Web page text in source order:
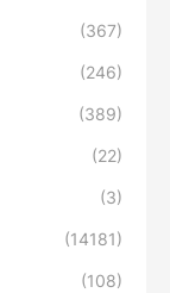
(367)
(246)
(389)
(22)
(3)
(14181)
(108)